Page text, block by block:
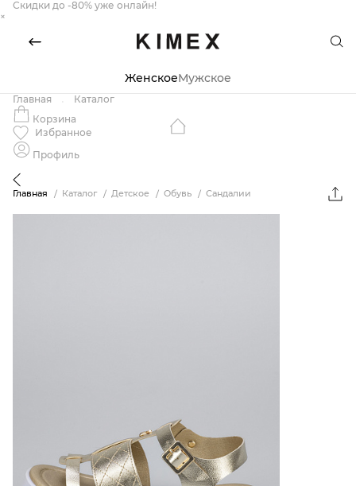
Скидки до -80% уже онлайн!
×
ЖенскоеМужское
Главная
Каталог
Корзина
Избранное
Профиль
Главная Каталог Детское Обувь Сандалии